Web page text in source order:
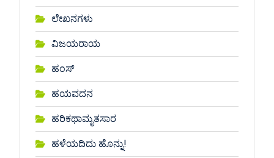
ಲೇಖನಗಳು
ವಿಜಯರಾಯ
ಹಂಸ್
ಹಯವದನ
ಹರಿಕಥಾಮೃತಸಾರ
ಹಳೆಯದಿದು ಹೊನ್ನು!